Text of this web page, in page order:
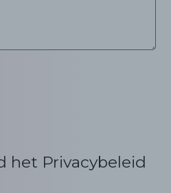
het Privacybeleid